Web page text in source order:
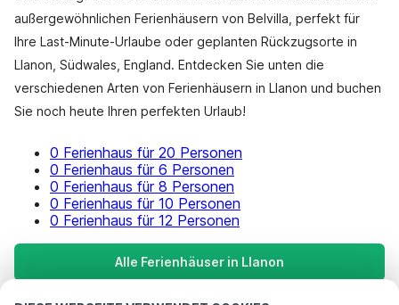
außergewöhnlichen Ferienhäusern von Belvilla, perfekt für
Ihre Last-Minute-Urlaube oder geplanten Rückzugsorte in
Llanon, Südwales, England. Entdecken Sie unten die
verschiedenen Arten von Ferienhäusern in Llanon und buchen
Sie noch heute Ihren perfekten Urlaub!
0 Ferienhaus für 20 Personen
0 Ferienhaus für 6 Personen
0 Ferienhaus für 8 Personen
0 Ferienhaus für 10 Personen
0 Ferienhaus für 12 Personen
Alle Ferienhäuser in Llanon